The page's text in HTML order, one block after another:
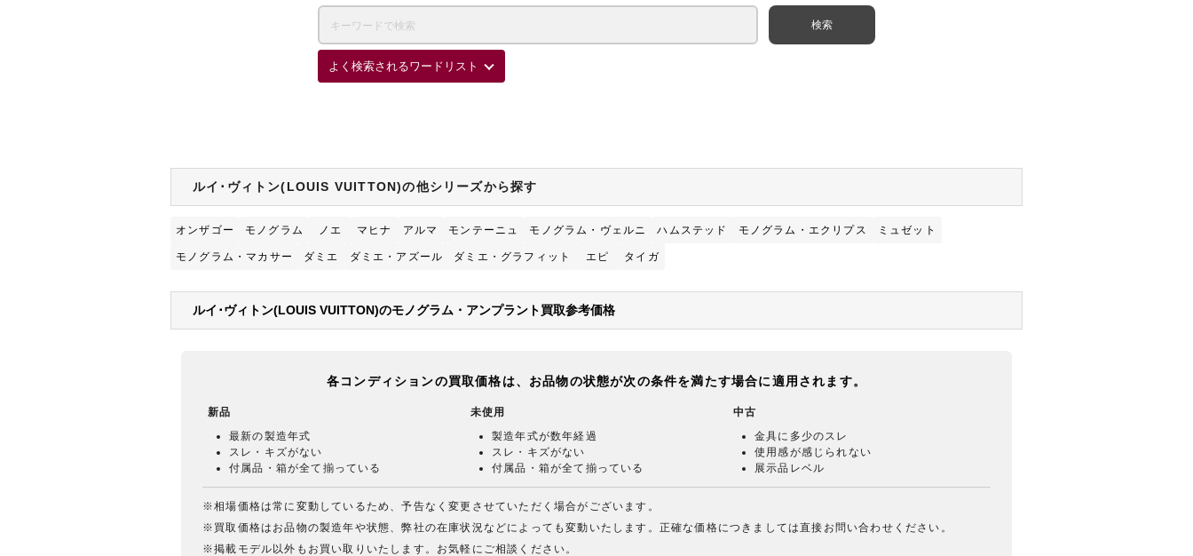
よく検索されるワードリスト
ルイ･ヴィトン(LOUIS VUITTON)の他シリーズから探す
オンザゴー モノグラム ノエ マヒナ アルマ モンテーニュ モノグラム・ヴェルニ ハムステッド モノグラム・エクリプス ミュゼット
モノグラム・マカサー ダミエ ダミエ・アズール ダミエ・グラフィット エピ タイガ
ルイ･ヴィトン(LOUIS VUITTON)のモノグラム・アンプラント買取参考価格
各コンディションの買取価格は、お品物の状態が次の条件を満たす場合に適用されます。
新品
最新の製造年式
スレ・キズがない
付属品・箱が全て揃っている
未使用
製造年式が数年経過
スレ・キズがない
付属品・箱が全て揃っている
中古
金具に多少のスレ
使用感が感じられない
展示品レベル
※相場価格は常に変動しているため、予告なく変更させていただく場合がございます。
※買取価格はお品物の製造年や状態、弊社の在庫状況などによっても変動いたします。正確な価格につきましては直接お問い合わせください。
※掲載モデル以外もお買い取りいたします。お気軽にご相談ください。